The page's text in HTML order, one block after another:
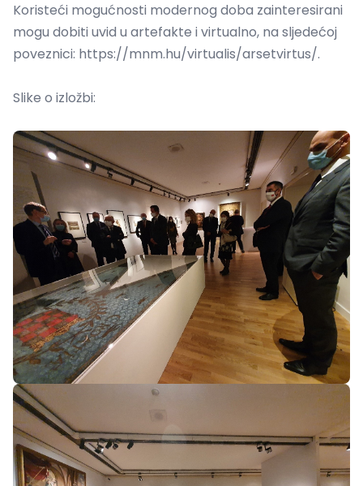
Koristeći mogućnosti modernog doba zainteresirani
mogu dobiti uvid u artefakte i virtualno, na sljedećoj
poveznici: https://mnm.hu/virtualis/arsetvirtus/.
Slike o izložbi: